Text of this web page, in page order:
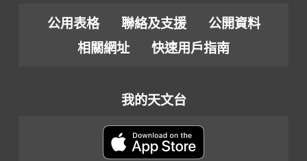
公用表格 聯絡及支援
公開資料
相關網址
快速用戶指南
我的天文台